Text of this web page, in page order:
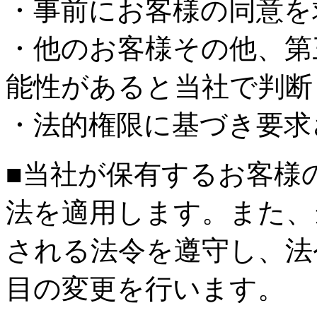
・事前にお客様の同意
・他のお客様その他、
能性があると当社で判
・法的権限に基づき要
■当社が保有するお客様
法を適用します。また
される法令を遵守し、
目の変更を行います。